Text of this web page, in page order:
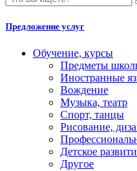
Предложение услуг
Обучение, курсы
Предметы
Иностранные
Вождение
Музыка, театр
Спорт, танцы
Рисование,
Детское
Другое